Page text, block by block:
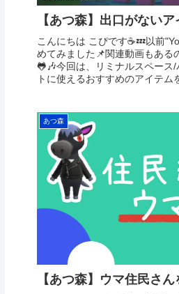
【あつ森】出口がない
こんにちは こぴです☕️💤以前
めてみました📌関連動画もある
🐸🎶今回は、リミナルスペース
トに使えるおすすめのアイテ
あつ森
【あつ森】ウマ住民さ